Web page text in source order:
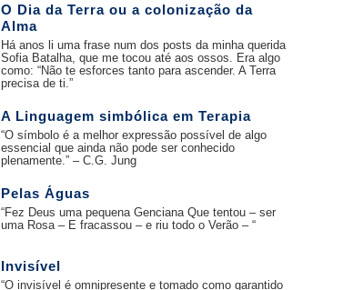
O Dia da Terra ou a colonização da
Alma
Há anos li uma frase num dos posts da minha querida
Sofia Batalha, que me tocou até aos ossos. Era algo
como: “Não te esforces tanto para ascender. A Terra
precisa de ti.”
A Linguagem simbólica em Terapia
“O símbolo é a melhor expressão possível de algo
essencial que ainda não pode ser conhecido
plenamente.” – C.G. Jung
Pelas Águas
“Fez Deus uma pequena Genciana Que tentou – ser
uma Rosa – E fracassou – e riu todo o Verão – “
Invisível
“O invisível é omnipresente e tomado como garantido